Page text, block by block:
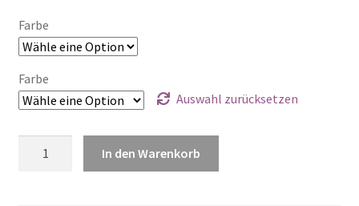
Farbe
Farbe
Auswahl zurücksetzen
In den Warenkorb